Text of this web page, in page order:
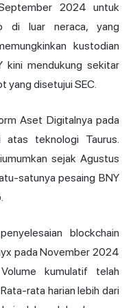
2024 untuk
di luar neraca, yang
kustodian
kini mendukung sekitar
yang disetujui SEC.
Aset Digitalnya pada
teknologi Taurus.
sejak Agustus
satunya pesaing BNY
blockchain
pada November 2024
kumulatif telah
rata harian lebih dari